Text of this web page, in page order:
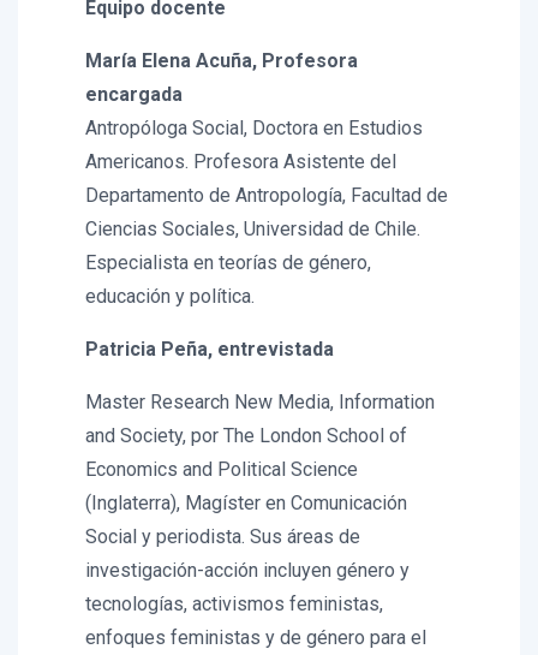
Equipo docente
María Elena Acuña, Profesora
encargada
Antropóloga Social, Doctora en Estudios
Americanos. Profesora Asistente del
Departamento de Antropología, Facultad de
Ciencias Sociales, Universidad de Chile.
Especialista en teorías de género,
educación y política.
Patricia Peña, entrevistada
Master Research New Media, Information
and Society, por The London School of
Economics and Political Science
(Inglaterra), Magíster en Comunicación
Social y periodista. Sus áreas de
investigación-acción incluyen género y
tecnologías, activismos feministas,
enfoques feministas y de género para el